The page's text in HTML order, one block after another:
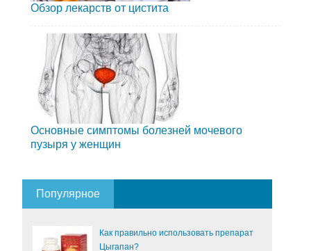
Обзор лекарств от цистита
Основные симптомы болезней мочевого
пузыря у женщин
Популярное
Как правильно использовать препарат
Цыгапан?